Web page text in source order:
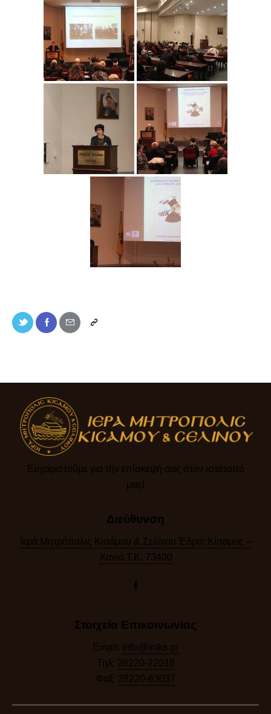
Ευχαριστούμε για την επίσκεψή σας στον ιστότοπό
μας!​
Διεύθυνση
Ιερά Μητρόπολις Κισάμου & Σελίνου Έδρα: Κίσαμος –
Χανιά Τ.Κ. 73400
Στοιχεία Επικοινωνίας
Email: info@imks.gr
Τηλ: 28220-22018
Φαξ: 28220-83037